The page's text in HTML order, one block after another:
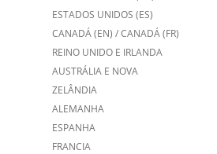
PORTUGAL
ESTADOS UNIDOS (EN)/
ESTADOS UNIDOS (ES)
CANADÁ (EN) /CANADÁ (FR)
REINO UNIDO E IRLANDA
AUSTRÁLIA E NOVA
ZELÂNDIA
ALEMANHA